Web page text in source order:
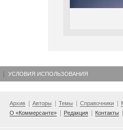
УСЛОВИЯ ИСПОЛЬЗОВАНИЯ
Архив Авторы Темы Справочники
О «Коммерсанте»
Редакция Контакты